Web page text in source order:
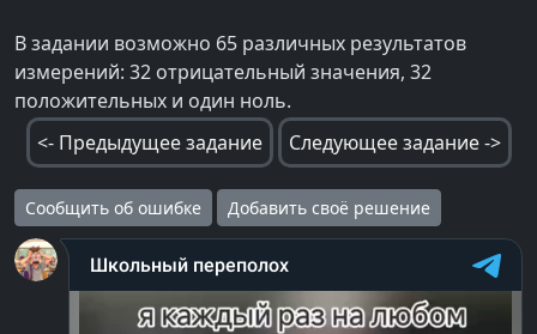
В задании возможно 65 различных результатов
измерений: 32 отрицательный значения, 32
положительных и один ноль.
<- Предыдущее задание
Следующее задание ->
Сообщить об ошибке Добавить своё решение